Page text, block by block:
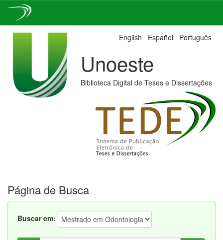
English Español Português
Unoeste
Biblioteca Digital de Teses e Dissertações
Página de Busca
Buscar em: